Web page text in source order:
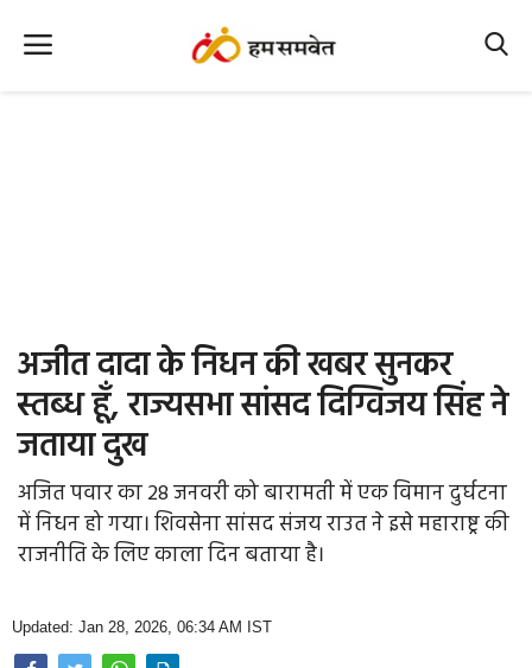
Office Office
Political Gossips
Farm & Food
Opinion
Photo Gallery
अजीत दादा के निधन की खबर सुनकर
स्तब्ध हूँ, राज्यसभा सांसद दिग्विजय सिंह ने
जताया दुख
अजित पवार का 28 जनवरी को बारामती में एक विमान दुर्घटना
में निधन हो गया। शिवसेना सांसद संजय राउत ने इसे महाराष्ट्र की
राजनीति के लिए काला दिन बताया है।
Updated: Jan 28, 2026, 06:34 AM IST